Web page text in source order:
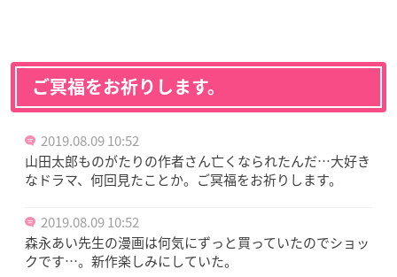
ご冥福をお祈りします。
2019.08.09 10:52
山田太郎ものがたりの作者さん亡くなられたんだ…大好き
なドラマ、何回見たことか。ご冥福をお祈りします。
2019.08.09 10:52
森永あい先生の漫画は何気にずっと買っていたのでショッ
クです…。新作楽しみにしていた。